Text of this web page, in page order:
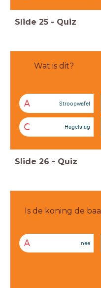
Slide 25 - Quiz
Wat is dit?
A Stroopwafel
C Hagelslag
Slide 26 - Quiz
Is de koning de
A nee